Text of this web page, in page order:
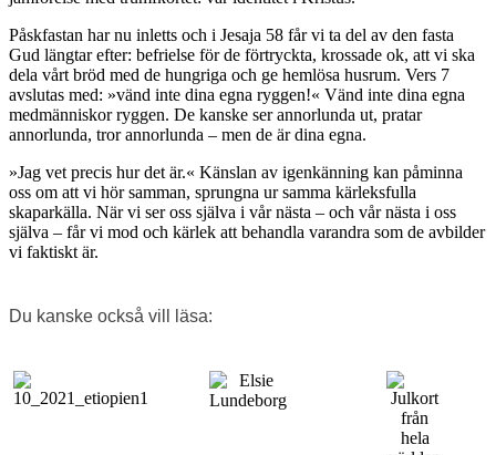
Påskfastan har nu inletts och i Jesaja 58 får vi ta del av den fasta
Gud längtar efter: befrielse för de förtryckta, krossade ok, att vi ska
dela vårt bröd med de hungriga och ge hemlösa husrum. Vers 7
avslutas med: »vänd inte dina egna ryggen!« Vänd inte dina egna
medmänniskor ryggen. De kanske ser annorlunda ut, pratar
annorlunda, tror annorlunda – men de är dina egna.
»Jag vet precis hur det är.« Känslan av igenkänning kan påminna
oss om att vi hör samman, sprungna ur samma kärleksfulla
skaparkälla. När vi ser oss själva i vår nästa – och vår nästa i oss
själva – får vi mod och kärlek att behandla varandra som de avbilder
vi faktiskt är.
Du kanske också vill läsa: